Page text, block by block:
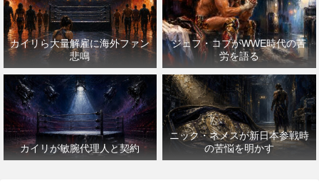
カイリら大量解雇に海外ファン
悲鳴
ジェフ・コブがWWE時代の苦
労を語る
カイリが敏腕代理人と契約
ニック・ネメスが新日本参戦時
の苦悩を明かす